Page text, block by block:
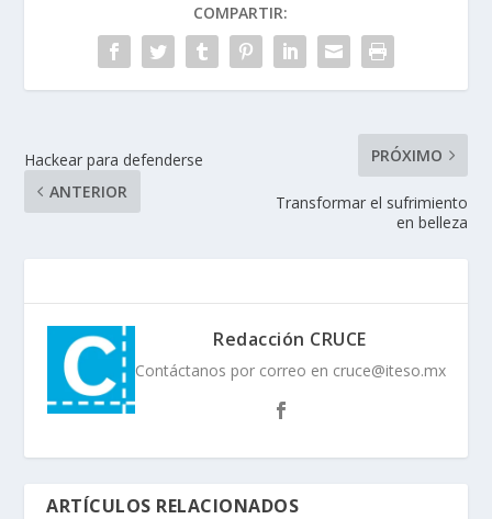
COMPARTIR:
Hackear para defenderse
ANTERIOR
PRÓXIMO
Transformar el sufrimiento
en belleza
Redacción CRUCE
Contáctanos por correo en cruce@iteso.mx
ARTÍCULOS RELACIONADOS